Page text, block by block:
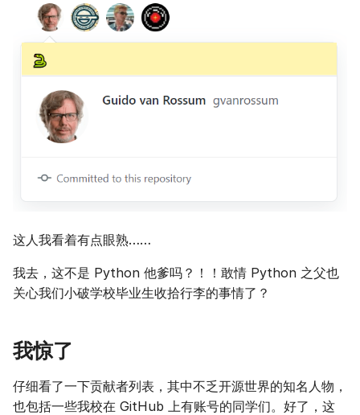
这人我看着有点眼熟……
我去，这不是 Python 他爹吗？！！敢情 Python 之父也
关心我们小破学校毕业生收拾行李的事情了？
我惊了
仔细看了一下贡献者列表，其中不乏开源世界的知名人物，
也包括一些我校在 GitHub 上有账号的同学们。好了，这